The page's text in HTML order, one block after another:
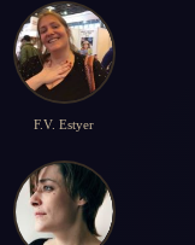
F.V. Estyer